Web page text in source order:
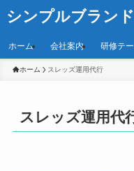
シンプルブランド
ホーム 会社案内 研修テ
ホーム スレッズ運用代行
スレッズ運用代